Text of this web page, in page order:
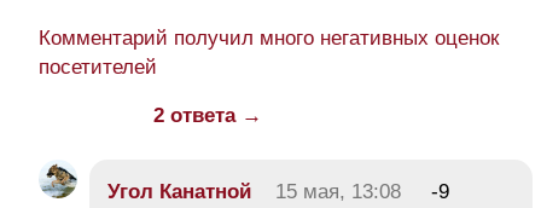
Комментарий получил много негативных оценок
посетителей
2 ответа →
Угол Канатной 15 мая, 13:08
-9